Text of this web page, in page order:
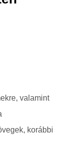
valamint
korábbi